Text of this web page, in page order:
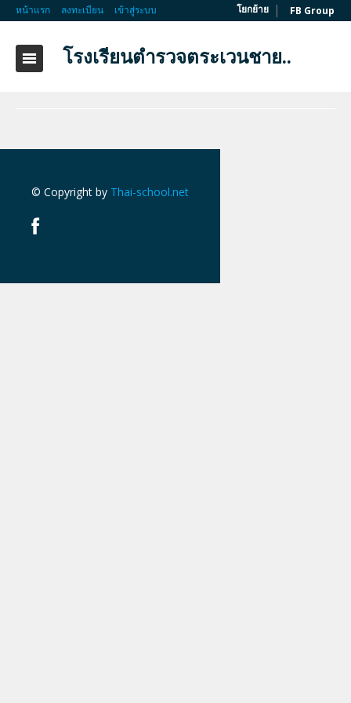
หน้าแรก ลงทะเบียน เข้าสู่ระบบ โยกย้าย | FB Group
โรงเรียนตำรวจตระเวนชาย..
© Copyright by Thai-school.net